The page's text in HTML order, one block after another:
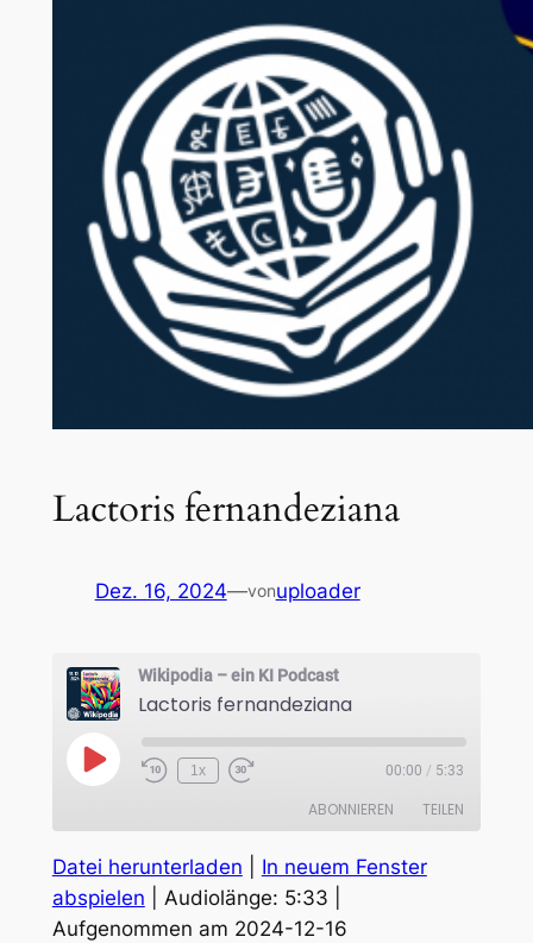
Lactoris fernandeziana
Dez. 16, 2024—vonuploader
Wikipodia – ein KI Podcast
Lactoris fernandeziana
Play
Episode
1x 00:00 / 5:33
ABONNIEREN TEILEN
Amazon Apple Podcasts
TEILEN
LINK
Datei herunterladen
In neuem Fenster
abspielen
Audiolänge: 5:33
Aufgenommen am 2024-12-16